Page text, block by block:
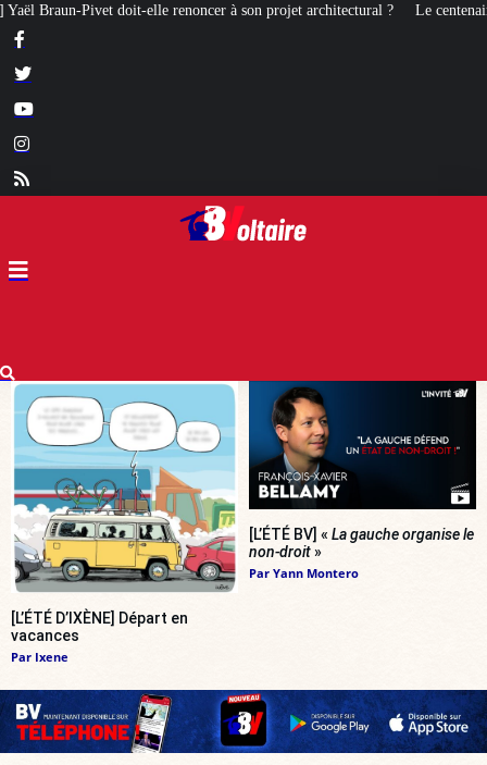
son projet architectural ? Le centenaire de la Croix de Camargue : un
[L’ÉTÉ D’IXÈNE] Départ en
vacances
Par Ixene
[L’ÉTÉ BV] « La gauche organise le
non-droit»
Par Yann Montero